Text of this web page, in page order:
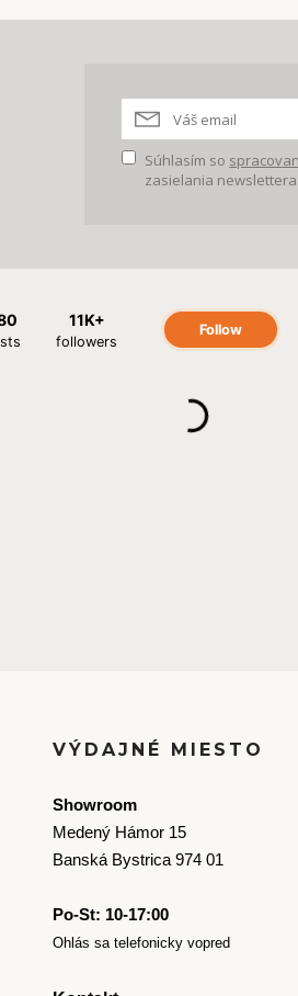
Súhlasím so
zasielania
VÝDAJNÉ MIESTO
Showroom
Medený Hámor 15
Banská Bystrica 974 01
Po-St: 10-17:00
Ohlás sa telefonicky vopred